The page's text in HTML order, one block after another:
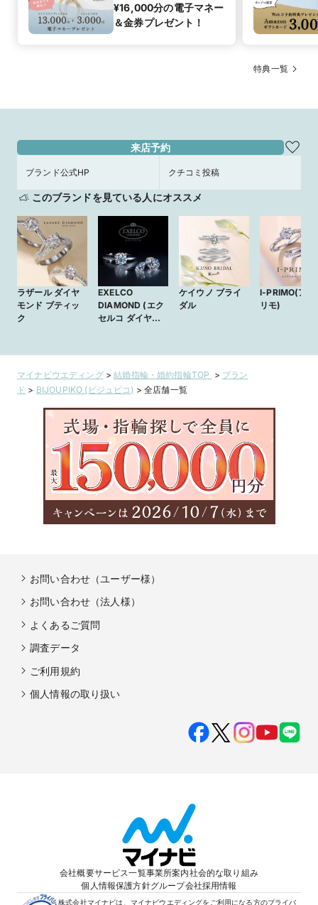
¥16,000分の電子マネー
＆金券プレゼント！
特典一覧
来店予約
ブランド公式HP クチコミ投稿
このブランドを見ている人にオススメ
ラザール ダイヤ
モンド ブティッ
ク
EXELCO
DIAMOND (エク
セルコ ダイヤモ
ケイウノ ブライ
ダル
I-PRIMO(アイ
リモ)
マイナビウエディング>結婚指輪・婚約指輪TOP > ブラン
ド > BIJOUPIKO (ビジュピコ) >全店舗一覧
お問い合わせ（ユーザー様）
お問い合わせ（法人様）
よくあるご質問
調査データ
ご利用規約
個人情報の取り扱い
会社概要サービス一覧事業所案内社会的な取り組み
個人情報保護方針グループ会社採用情報
株式会社マイナビは、マイナビウエディングをご利用になる方のプライバ